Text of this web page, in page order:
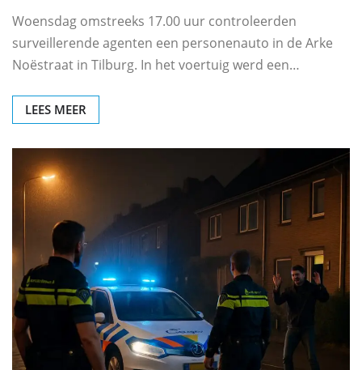
Woensdag omstreeks 17.00 uur controleerden
surveillerende agenten een personenauto in de Arke
Noëstraat in Tilburg. In het voertuig werd een…
LEES MEER